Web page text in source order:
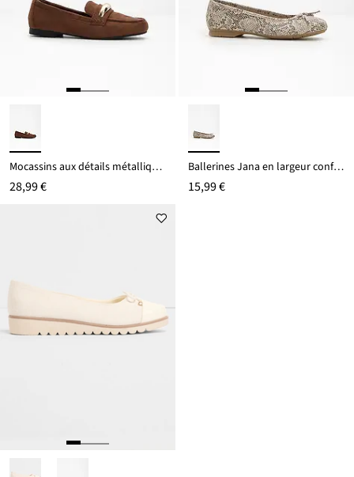
Mocassins aux détails métalliques
28,99 €
Ballerines Jana en largeur confortable
15,99 €